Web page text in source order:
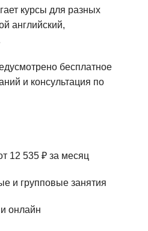
курсы для разных
английский,
бесплатное
и консультация по
12 535 ₽ за месяц
и групповые занятия
онлайн